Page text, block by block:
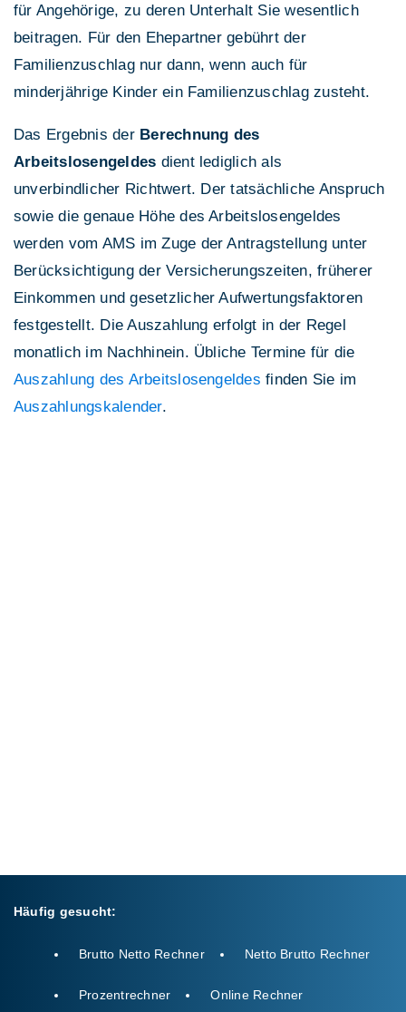
für Angehörige, zu deren Unterhalt Sie wesentlich
beitragen. Für den Ehepartner gebührt der
Familienzuschlag nur dann, wenn auch für
minderjährige Kinder ein Familienzuschlag zusteht.
Das Ergebnis der Berechnung des
Arbeitslosengeldes dient lediglich als
unverbindlicher Richtwert. Der tatsächliche Anspruch
sowie die genaue Höhe des Arbeitslosengeldes
werden vom AMS im Zuge der Antragstellung unter
Berücksichtigung der Versicherungszeiten, früherer
Einkommen und gesetzlicher Aufwertungsfaktoren
festgestellt. Die Auszahlung erfolgt in der Regel
monatlich im Nachhinein. Übliche Termine für die
Auszahlung des Arbeitslosengeldes finden Sie im
Auszahlungskalender.
Häufig gesucht:
Brutto Netto Rechner Netto Brutto Rechner
Prozentrechner Online Rechner